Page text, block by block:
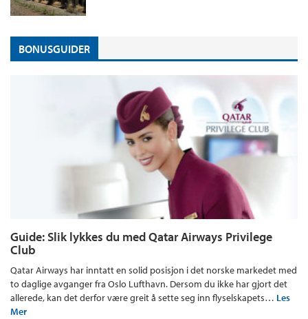
BONUSGUIDER
Guide: Slik lykkes du med Qatar Airways Privilege
Club
Qatar Airways har inntatt en solid posisjon i det norske markedet med
to daglige avganger fra Oslo Lufthavn. Dersom du ikke har gjort det
allerede, kan det derfor være greit å sette seg inn flyselskapets… Les
Mer